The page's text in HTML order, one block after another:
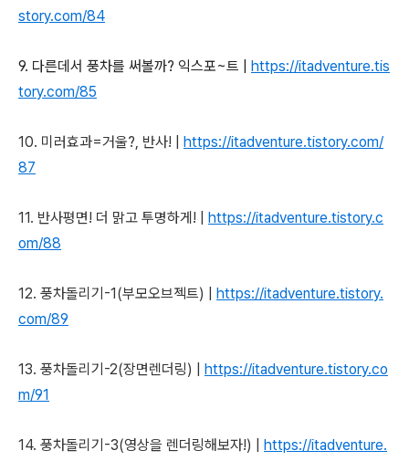
story.com/84
9. 다른데서 풍차를 써볼까? 익스포~트 | https://itadventure.tis
tory.com/85
10. 미러효과=거울?, 반사! | https://itadventure.tistory.com/
87
11. 반사평면! 더 맑고 투명하게!
https://itadventure.tistory.c
om/88
12. 풍차돌리기-1(부모오브젝트)
https://itadventure.tistory.
com/89
13. 풍차돌리기-2(장면렌더링)
https://itadventure.tistory.co
m/91
14. 풍차돌리기-3(영상을 렌더링해보자!)
https://itadventure.